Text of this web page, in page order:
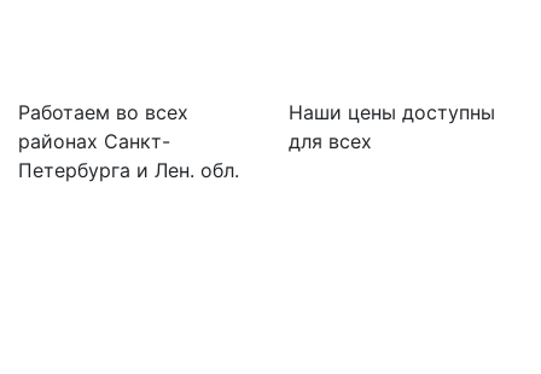
Работаем во всех
районах Санкт-
Петербурга и Лен. обл.
Наши цены доступны
для всех